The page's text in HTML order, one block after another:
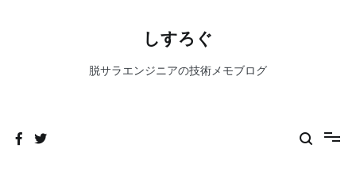
しすろぐ
脱サラエンジニアの技術メモブログ